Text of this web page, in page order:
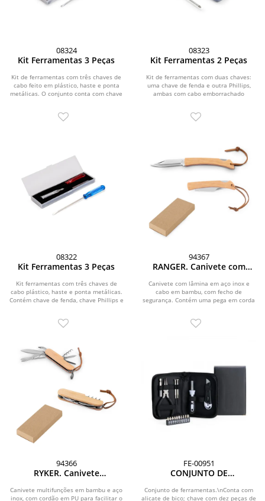
08324
Kit Ferramentas 3 Peças
Kit de ferramentas com três chaves de
cabo feito em plástico, haste e ponta
metálicas. O conjunto conta com chave
08323
Kit Ferramentas 2 Peças
Kit de ferramentas com duas chaves:
uma chave de fenda e outra Phillips,
ambas com cabo emborrachado
08322
Kit Ferramentas 3 Peças
Kit ferramentas com três chaves de
cabo plástico, haste e ponta metálicas.
Contém chave de fenda, chave Phillips e
94367
RANGER. Canivete com
inox e cabo em bambu
Canivete com lâmina em aço inox e
cabo em bambu, com fecho de
segurança. Contém uma pega em corda
94366
RYKER. Canivete
funções, em bambu e aço
Canivete multifunções em bambu e aço
inox, com cordão em PU para facilitar o
FE-00951
CONJUNTO DE
CHAVES - 16 PÇS
Conjunto de ferramentas.\nConta com
alicate de bico; chave com dez peças de